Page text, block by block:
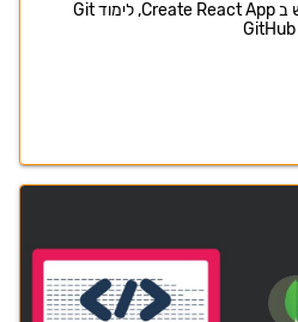
פתרון התרגיל, שימוש ב Create React App, לימוד Git